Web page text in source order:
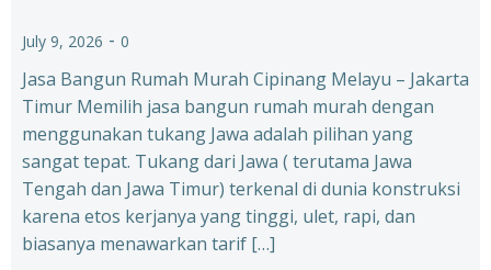
July 9, 2026 - 0
Jasa Bangun Rumah Murah Cipinang Melayu – Jakarta
Timur Memilih jasa bangun rumah murah dengan
menggunakan tukang Jawa adalah pilihan yang
sangat tepat. Tukang dari Jawa ( terutama Jawa
Tengah dan Jawa Timur) terkenal di dunia konstruksi
karena etos kerjanya yang tinggi, ulet, rapi, dan
biasanya menawarkan tarif […]